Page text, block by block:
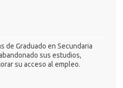
de Graduado en Secundaria
sus estudios,
su acceso al empleo.